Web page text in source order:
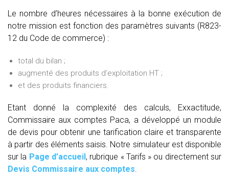
Le nombre d’heures nécessaires à la bonne exécution de
notre mission est fonction des paramètres suivants (R823-
12 du Code de commerce) :
total du bilan ;
augmenté des produits d’exploitation HT ;
et des produits financiers.
Etant donné la complexité des calculs, Exxactitude,
Commissaire aux comptes Paca, a développé un module
de devis pour obtenir une tarification claire et transparente
à partir des éléments saisis. Notre simulateur est disponible
sur la Page d’accueil, rubrique « Tarifs » ou directement sur
Devis Commissaire aux comptes.